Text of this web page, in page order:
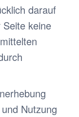
darauf
keine
Nutzung